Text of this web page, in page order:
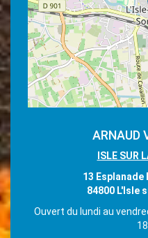
ARNAUD
ISLE SUR
13 Esplanade
84800 L'Isle
Ouvert du lundi au